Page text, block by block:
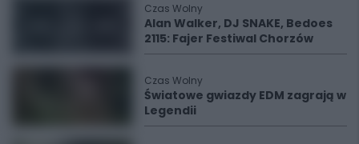
Czas Wolny
Alan Walker, DJ SNAKE, Bedoes
2115: Fajer Festiwal Chorzów
Czas Wolny
Światowe gwiazdy EDM zagrają w
Legendii